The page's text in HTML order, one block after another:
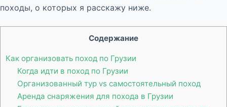
походы, о которых я расскажу ниже.
Содержание
Как организовать поход по Грузии
Когда идти в поход по Грузии
Организованный тур vs самостоятельный поход
Аренда снаряжения для похода в Грузии